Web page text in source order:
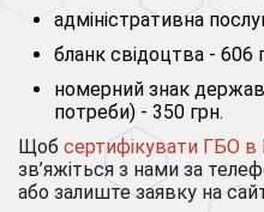
адміністративна
бланк свідоцтва - 606
номерний знак
потреби) - 350 грн.
Щоб сертифікувати ГБО
зв’яжіться з нами за
або залиште заявку на